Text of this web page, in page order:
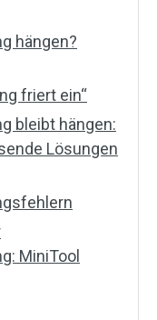
hängen?
friert ein“
bleibt hängen:
Lösungen
MiniTool